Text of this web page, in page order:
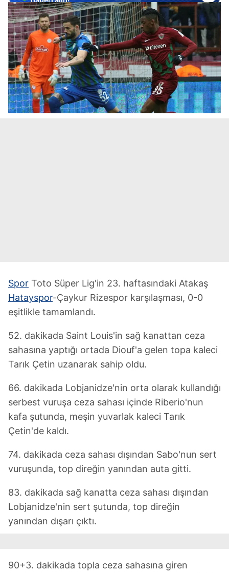
Spor Toto Süper Lig'in 23. haftasındaki Atakaş
Hatayspor-Çaykur Rizespor karşılaşması, 0-0
eşitlikle tamamlandı.
52. dakikada Saint Louis'in sağ kanattan ceza
sahasına yaptığı ortada Diouf'a gelen topa kaleci
Tarık Çetin uzanarak sahip oldu.
66. dakikada Lobjanidze'nin orta olarak kullandığı
serbest vuruşa ceza sahası içinde Riberio'nun
kafa şutunda, meşin yuvarlak kaleci Tarık
Çetin'de kaldı.
74. dakikada ceza sahası dışından Sabo'nun sert
vuruşunda, top direğin yanından auta gitti.
83. dakikada sağ kanatta ceza sahası dışından
Lobjanidze'nin sert şutunda, top direğin
yanından dışarı çıktı.
90+3. dakikada topla ceza sahasına giren